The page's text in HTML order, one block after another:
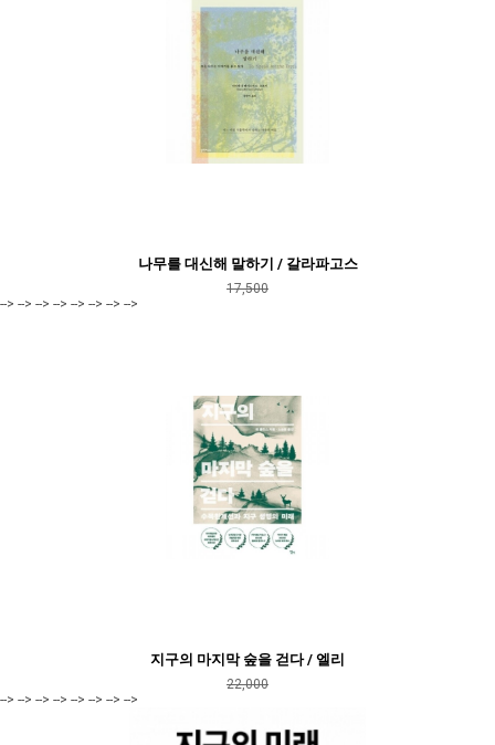
나무를 대신해 말하기 / 갈라파고스
17,500
--> --> --> --> --> --> --> -->
지구의 마지막 숲을 걷다 / 엘리
22,000
--> --> --> --> --> --> --> -->